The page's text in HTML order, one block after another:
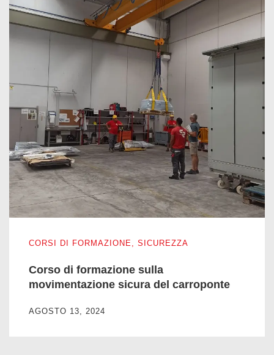
CORSI DI FORMAZIONE SICUREZZA
Corso di formazione sulla
movimentazione sicura del carroponte
AGOSTO 13, 2024